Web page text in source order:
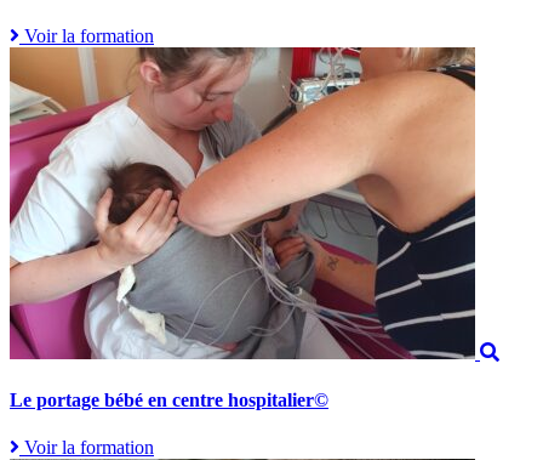
Voir la formation
Le portage bébé en centre hospitalier©
Voir la formation